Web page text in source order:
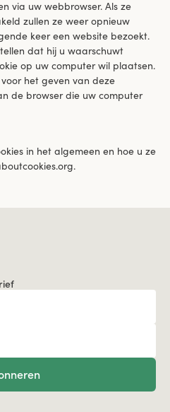
via uw webbrowser. Als ze
zullen ze weer opnieuw
keer een website bezoekt.
dat hij u waarschuwt
op uw computer wil plaatsen.
het geven van deze
de browser die uw computer
in het algemeen en hoe u ze